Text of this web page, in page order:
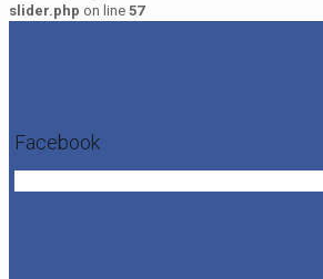
slider.php on line 57
Facebook